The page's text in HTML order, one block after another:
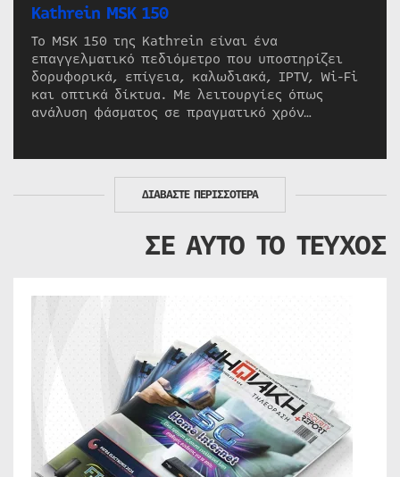
Kathrein MSK 150
Το MSK 150 της Kathrein είναι ένα
επαγγελματικό πεδιόμετρο που υποστηρίζει
δορυφορικά, επίγεια, καλωδιακά, IPTV, Wi-Fi
και οπτικά δίκτυα. Με λειτουργίες όπως
ανάλυση φάσματος σε πραγματικό χρόν…
ΔΙΑΒΑΣΤΕ ΠΕΡΙΣΣΟΤΕΡΑ
ΣΕ ΑΥΤΟ ΤΟ ΤΕΥΧΟΣ